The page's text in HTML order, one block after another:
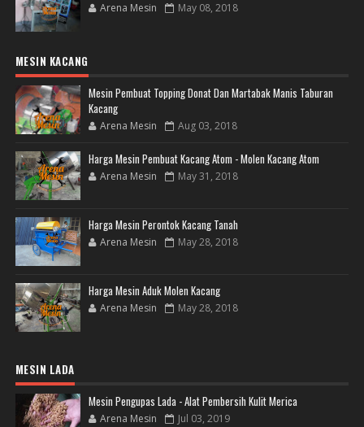
Arena Mesin May 08, 2018
MESIN KACANG
Mesin Pembuat Topping Donat Dan Martabak Manis Taburan
Kacang
Arena Mesin Aug 03, 2018
Harga Mesin Pembuat Kacang Atom - Molen Kacang Atom
Arena Mesin May 31, 2018
Harga Mesin Perontok Kacang Tanah
Arena Mesin May 28, 2018
Harga Mesin Aduk Molen Kacang
Arena Mesin May 28, 2018
MESIN LADA
Mesin Pengupas Lada - Alat Pembersih Kulit Merica
Arena Mesin Jul 03, 2019